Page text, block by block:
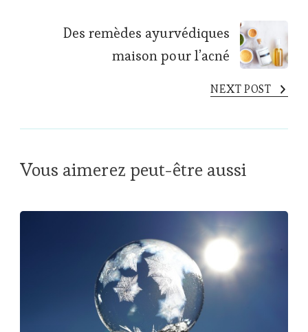
Des remèdes ayurvédiques
maison pour l’acné
NEXT POST
Vous aimerez peut-être aussi